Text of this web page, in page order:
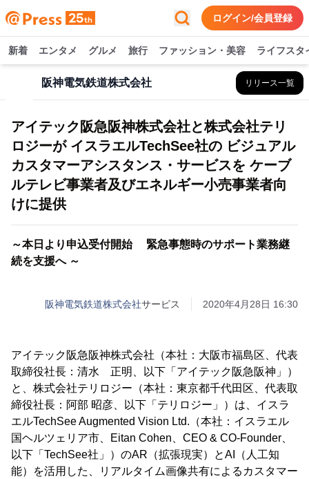
ログイン/会員登録
新着 エンタメ グルメ 旅行 ファッション・美容 ライフスタ
阪神電気鉄道株式会社 リリース一覧
アイテック阪急阪神株式会社と株式会社テリ
ロジーが イスラエルTechSee社の ビジュアル
カスタマーアシスタンス・サービスを ケーブ
ルテレビ事業者及びエネルギー小売事業者向
けに提供
～本日より申込受付開始 緊急事態時のサポート業務継
続を支援へ ～
阪神電気鉄道株式会社サービス 2020年4月28日 16:30
アイテック阪急阪神株式会社（本社：大阪市福島区、代表
取締役社長：清水 正明、以下「アイテック阪急阪神」）
と、株式会社テリロジー（本社：東京都千代田区、代表取
締役社長：阿部 昭彦、以下「テリロジー」）は、イスラ
エルTechSee Augmented Vision Ltd.（本社：イスラエル
国ヘルツェリア市、Eitan Cohen、CEO & CO-Founder、
以下「TechSee社」）のAR（拡張現実）とAI（人工知
能）を活用した、リアルタイム画像共有によるカスタマー